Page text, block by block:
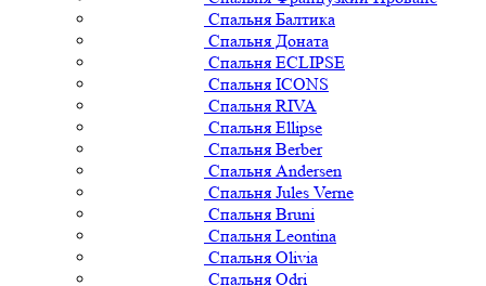
Спальня Балтика
Спальня Доната
Спальня ECLIPSE
Спальня ICONS
Спальня RIVA
Спальня Ellipse
Спальня Berber
Спальня Andersen
Спальня Jules Verne
Спальня Bruni
Спальня Leontina
Спальня Olivia
Спальня Odri